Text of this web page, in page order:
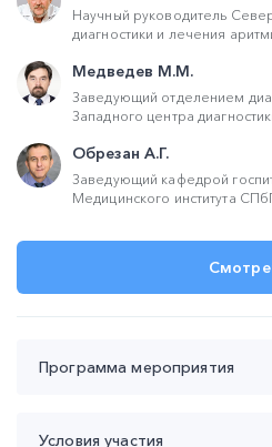
Научный руководитель
диагностики и лечения
Медведев М.М.
Заведующий отделением
Западного центра
Обрезан А.Г.
Заведующий кафедрой
Медицинского института
Программа мероприятия
Условия участия